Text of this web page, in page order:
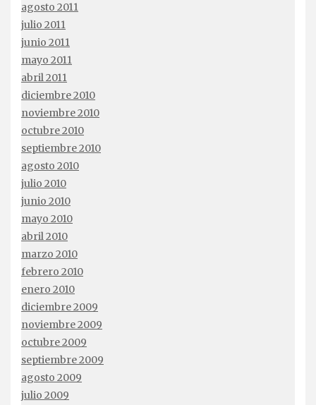
agosto 2011
julio 2011
junio 2011
mayo 2011
abril 2011
diciembre 2010
noviembre 2010
octubre 2010
septiembre 2010
agosto 2010
julio 2010
junio 2010
mayo 2010
abril 2010
marzo 2010
febrero 2010
enero 2010
diciembre 2009
noviembre 2009
octubre 2009
septiembre 2009
agosto 2009
julio 2009